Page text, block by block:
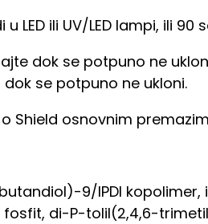
u LED ili UV/LED lampi, ili
dok se potpuno ne
dok se potpuno ne ukloni.
Shield osnovnim
9/IPDI
fosfit, di-P-tolil(2,4,6-